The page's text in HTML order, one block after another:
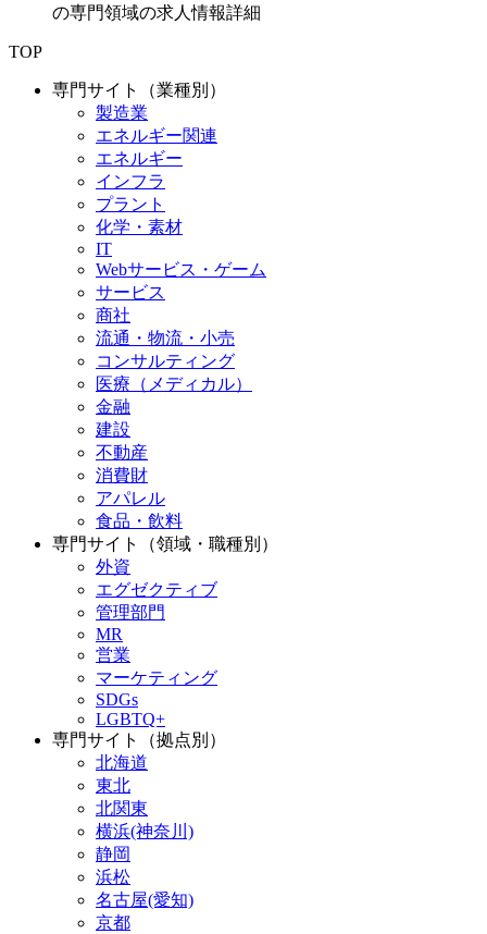
の専門領域の求人情報詳細
TOP
専門サイト（業種別）
製造業
エネルギー関連
エネルギー
インフラ
プラント
化学・素材
IT
Webサービス・ゲーム
サービス
商社
流通・物流・小売
コンサルティング
医療（メディカル）
金融
建設
不動産
消費財
アパレル
食品・飲料
専門サイト（領域・職種別）
外資
エグゼクティブ
管理部門
MR
営業
マーケティング
SDGs
LGBTQ+
専門サイト（拠点別）
北海道
東北
北関東
横浜(神奈川)
静岡
浜松
名古屋(愛知)
京都